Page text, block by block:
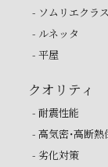
- ソムリエクラス
- ルネッタ
- 平屋
クオリティ
- 耐震性能
- 高気密・高断熱
- 劣化対策